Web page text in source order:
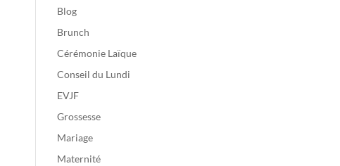
Blog
Brunch
Cérémonie Laïque
Conseil du Lundi
EVJF
Grossesse
Mariage
Maternité